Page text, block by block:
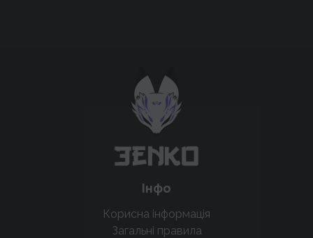
крутих нововведень
Підтримати проєкт
Інфо
Корисна інформація
Загальні правила